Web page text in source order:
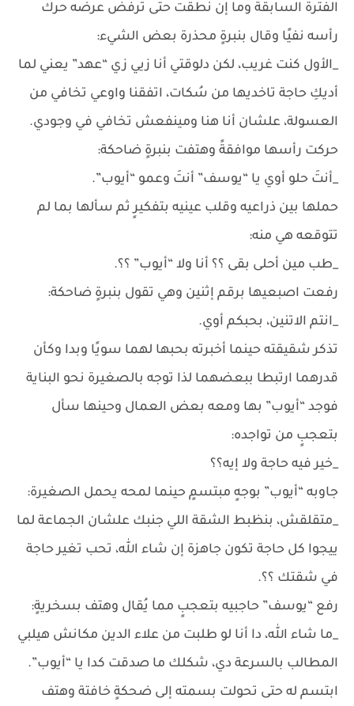
الفترة السابقة وما إن نطقت حتى ترفض عرضه حرك
رأسه نفيًا وقال بنبرةٍ محذرة بعض الشيء:
_الأول كنت غريب، لكن دلوقتي أنا زيي زي “عهد” يعني لما
أديكِ حاجة تاخديها من سُكات، اتفقنا واوعي تخافي من
العسولة، علشان أنا هنا ومينفعش تخافي في وجودي.
حركت رأسها موافقةً وهتفت بنبرةٍ ضاحكة:
_أنتَ حلو أوي يا “يوسف” أنتَ وعمو “أيوب”.
حملها بين ذراعيه وقلب عينيه بتفكيرٍ ثم سألها بما لم
تتوقعه هي منه:
_طب مين أحلى بقى ؟؟ أنا ولا “أيوب” ؟؟.
رفعت اصبعيها برقم إثنين وهي تقول بنبرةٍ ضاحكة:
_انتم الاتنين، بحبكم أوي.
تذكر شقيقته حينما أخبرته بحبها لهما سويًا وبدا وكأن
قدرهما ارتبطا ببعضهما لذا توجه بالصغيرة نحو البناية
فوجد “أيوب” بها ومعه بعض العمال وحينها سأل
بتعجبٍ من تواجده:
_خير فيه حاجة ولا إيه؟؟
جاوبه “أيوب” بوجهٍ مبتسمٍ حينما لمحه يحمل الصغيرة:
_متقلقش، بنظبط الشقة اللي جنبك علشان الجماعة لما
ييجوا كل حاجة تكون جاهزة إن شاء الله، تحب تغير حاجة
في شقتك ؟؟.
رفع “يوسف” حاجبيه بتعجبٍ مما يُقال وهتف بسخريةٍ:
_ما شاء الله، دا أنا لو طلبت من علاء الدين مكانش هيلبي
المطالب بالسرعة دي، شكلك ما صدقت كدا يا “أيوب”.
ابتسم له حتى تحولت بسمته إلى ضحكةٍ خافتة وهتف